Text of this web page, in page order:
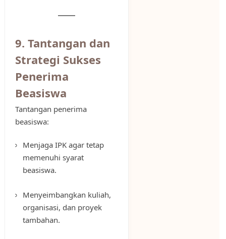
9. Tantangan dan
Strategi Sukses
Penerima
Beasiswa
Tantangan penerima
beasiswa:
Menjaga IPK agar tetap
memenuhi syarat
beasiswa.
Menyeimbangkan kuliah,
organisasi, dan proyek
tambahan.